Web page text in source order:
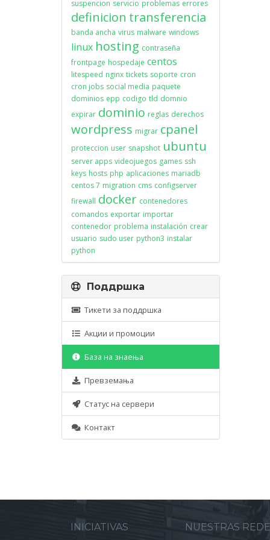
suspencion servicio problemas errores
definicion transferencia
banda ancha virus malware windows
linux hosting contraseña
frontpage hospedaje centos
litespeed nginx tickets soporte cron
cron jobs social media paquete
dominios epp codigo tld domnio
expirar dominio reglas derechos
wordpress migrar cpanel
proteccion user snapshot ubuntu
server apps videojuegos games ssh
keys hosts php aplicaciones mariadb
centos 7 migration cms configserver
firewall docker contenedores
comandos exportar importar
contenedor problema instalación crear
usuario sudo user python3 instalar
python
Поддршка
Тикети за поддршка
Акции и промоции
База на знаења
Превземања
Статус на сервери
Контакт
INICIATIVAS NUESTRAS